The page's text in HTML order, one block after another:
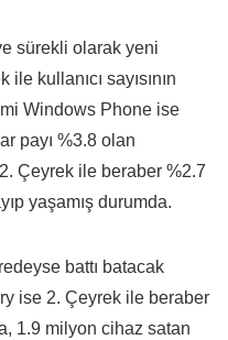
sürekli olarak yeni
kullanıcı sayısının
Windows Phone ise
payı %3.8 olan
Çeyrek ile beraber %2.7
yaşamış durumda.
battı batacak
ise 2. Çeyrek ile beraber
1.9 milyon cihaz satan